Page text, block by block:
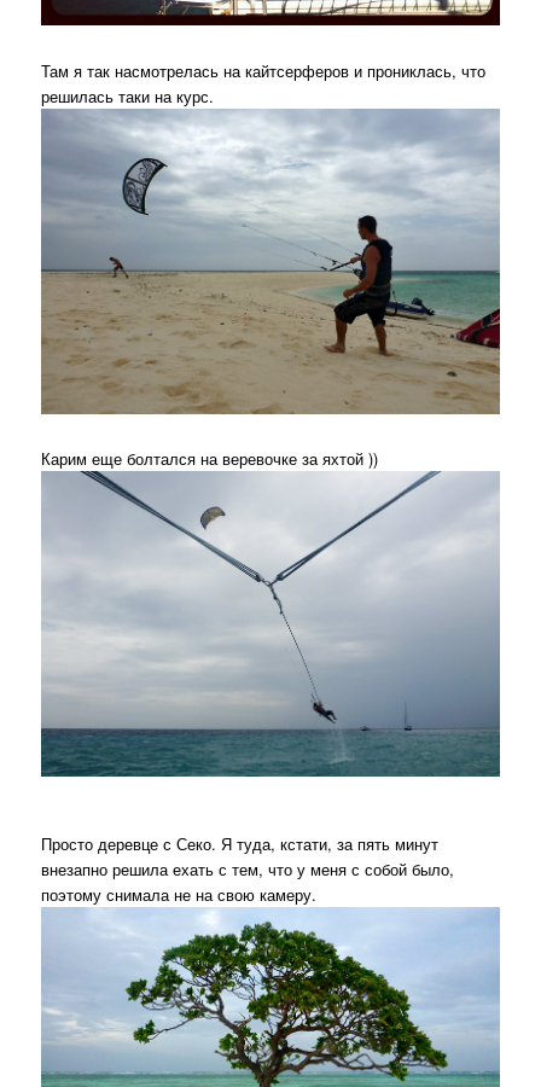
Там я так насмотрелась на кайтсерферов и прониклась, что
решилась таки на курс.
Карим еще болтался на веревочке за яхтой ))
Просто деревце с Секо. Я туда, кстати, за пять минут
внезапно решила ехать с тем, что у меня с собой было,
поэтому снимала не на свою камеру.